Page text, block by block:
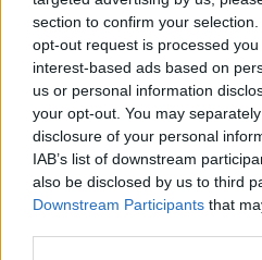
section to confirm your
opt-out request is processed
interest-based ads based on
us or personal information
your opt-out. You may
disclosure of your personal
IAB’s list of downstream
also be disclosed by us to third
Downstream Participants that
Minősítés
Hogyan lehet
kutyabarát